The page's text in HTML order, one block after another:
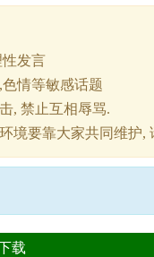
性发言
情等敏感话题
, 禁止互相辱骂.
境要靠大家共同维护,
载